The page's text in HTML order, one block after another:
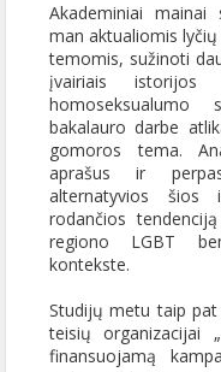
Akademiniai mainai
man aktualiomis
temomis, sužinoti
įvairiais
homoseksualumo
bakalauro darbe
gomoros tema.
aprašus ir
alternatyvios šios
rodančios
regiono LGBT
kontekste.
Studijų metu taip
teisių organizacijai
finansuojamą